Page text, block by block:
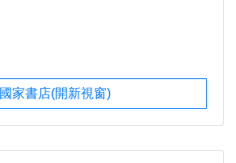
國家書店(開新視窗)